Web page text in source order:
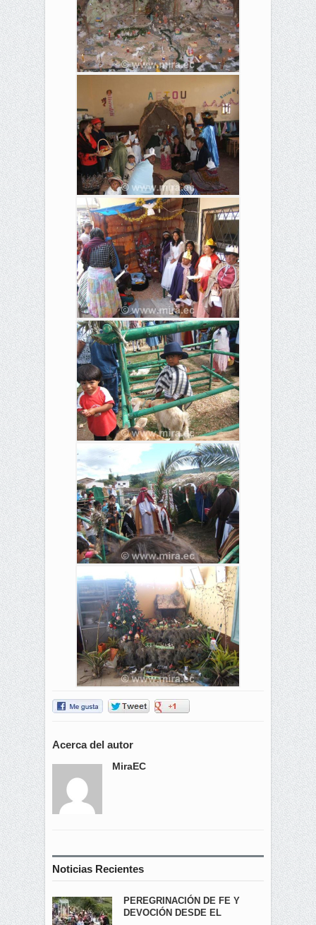
Acerca del autor
MiraEC
Noticias Recientes
PEREGRINACIÓN DE FE Y
DEVOCIÓN DESDE EL